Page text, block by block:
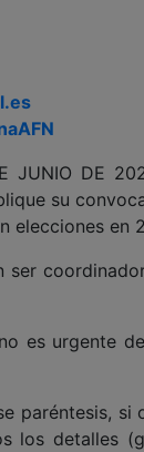
JUNIO DE
su
elecciones en
ser
es urgente
paréntesis,
los detalles